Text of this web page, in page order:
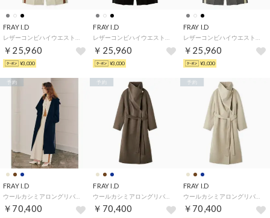
FRAY I.D
￥25,960
¥3,000
FRAY I.D
￥25,960
¥3,000
FRAY I.D
￥25,960
¥3,000
FRAY I.D
￥70,400
予約
FRAY I.D
￥70,400
予約
FRAY I.D
ウールカシミアロングリバーコート （BEG）
￥70,400
予約